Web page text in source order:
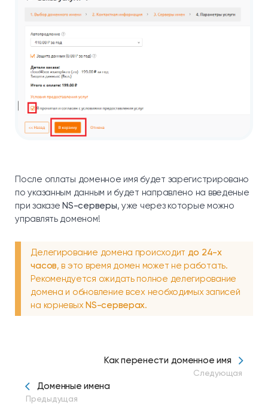
После оплаты доменное имя будет зарегистрировано
по указанным данным и будет направлено на введеные
при заказеNS-серверы, уже через которые можно
управлять доменом!
Делегирование домена происходит до 24-х
часов, в это время домен может не работать.
Рекомендуется ожидать полное делегирование
домена и обновление всех необходимых записей
на корневыхNS-серверах.
Доменные имена
Предыдущая
Как перенести доменное имя
Следующая